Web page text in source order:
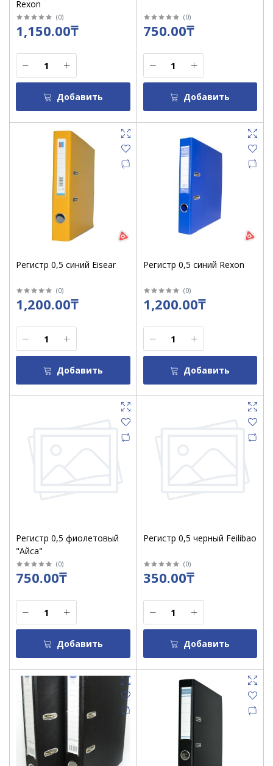
Rexon
(0)
1,150.00₸
Добавить
(0)
750.00₸
Добавить
Регистр 0,5 синий Eisear
(0)
1,200.00₸
Добавить
Регистр 0,5 синий Rexon
(0)
1,200.00₸
Добавить
Регистр 0,5 фиолетовый
"Айса"
(0)
750.00₸
Добавить
Регистр 0,5 черный Feilibao
(0)
350.00₸
Добавить